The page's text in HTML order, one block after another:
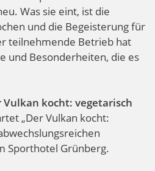
Was sie eint, ist die
und die Begeisterung für
teilnehmende Betrieb hat
und Besonderheiten, die es
Vulkan kocht: vegetarisch
„Der Vulkan kocht:
Sporthotel Grünberg.